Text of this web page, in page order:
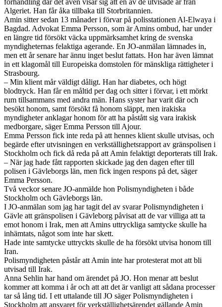
Algeriet. Han får åka tillbaka till Storbritannien.
Amin sitter sedan 13 månader i förvar på polisstationen Al-Elwaya i
Bagdad. Advokat Emma Persson, som är Amins ombud, har under
en längre tid försökt väcka uppmärksamhet kring de svenska
myndigheternas felaktiga agerande. En JO-anmälan lämnades in,
men ett år senare har ännu inget beslut fattats. Hon har även lämnat
in ett klagomål till Europeiska domstolen för mänskliga rättigheter i
Strasbourg.
– Min klient mår väldigt dåligt. Han har diabetes, och högt
blodtryck. Han får en måltid per dag och sitter i förvar, i ett mörkt
rum tillsammans med andra män. Hans syster har varit där och
besökt honom, samt försökt få honom släppt, men irakiska
myndigheter anklagar honom för att ha påstått sig vara irakisk
medborgare, säger Emma Persson till Ajour.
Emma Persson fick inte reda på att hennes klient skulle utvisas, och
begärde efter utvisningen en verkställighetsrapport av gränspolisen i
Stockholm och fick då reda på att Amin felaktigt deporterats till Irak.
– När jag hade fått rapporten skickade jag den dagen efter till
polisen i Gävleborgs län, men fick ingen respons på det, säger
Emma Persson.
Två veckor senare JO-anmälde hon Polismyndigheten i både
Stockholm och Gävleborgs län.
I JO-anmälan som jag har tagit del av svarar Polismyndigheten i
Gävle att gränspolisen i Gävleborg påvisat att de var villiga att ta
emot honom i Irak, men att Amins uttryckliga samtycke skulle ha
inhämtats, något som inte har skett.
Hade inte samtycke uttryckts skulle de ha försökt utvisa honom till
Iran.
Polismyndigheten påstår att Amin inte har protesterat mot att bli
utvisad till Irak.
Anna Sehlin har hand om ärendet på JO. Hon menar att beslut
kommer att komma i år och att att det är vanligt att sådana processer
tar så lång tid. I ett uttalande till JO säger Polismyndigheten i
Stockholm att ansvaret för verkställighetsärendet gällande Amin